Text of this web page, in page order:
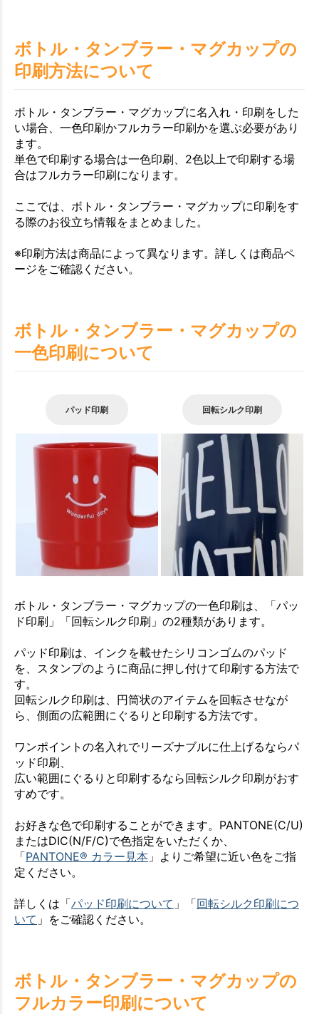
ボトル・タンブラー・マグカップの
印刷方法について
ボトル・タンブラー・マグカップに名入れ・印刷をした
い場合、一色印刷かフルカラー印刷かを選ぶ必要があり
ます。
単色で印刷する場合は一色印刷、2色以上で印刷する場
合はフルカラー印刷になります。
ここでは、ボトル・タンブラー・マグカップに印刷をす
る際のお役立ち情報をまとめました。
※印刷方法は商品によって異なります。詳しくは商品ペ
ージをご確認ください。
ボトル・タンブラー・マグカップの
一色印刷について
パッド印刷 回転シルク印刷
ボトル・タンブラー・マグカップの一色印刷は、「パッ
ド印刷」「回転シルク印刷」の2種類があります。
パッド印刷は、インクを載せたシリコンゴムのパッド
を、スタンプのように商品に押し付けて印刷する方法で
す。
回転シルク印刷は、円筒状のアイテムを回転させなが
ら、側面の広範囲にぐるりと印刷する方法です。
ワンポイントの名入れでリーズナブルに仕上げるならパ
ッド印刷、
広い範囲にぐるりと印刷するなら回転シルク印刷がおす
すめです。
お好きな色で印刷することができます。PANTONE(C/U)
またはDIC(N/F/C)で色指定をいただくか、
「PANTONE® カラー見本 」よりご希望に近い色をご指
定ください。
詳しくは「パッド印刷について 」「回転シルク印刷につ
いて 」をご確認ください。
ボトル・タンブラー・マグカップの
フルカラー印刷について